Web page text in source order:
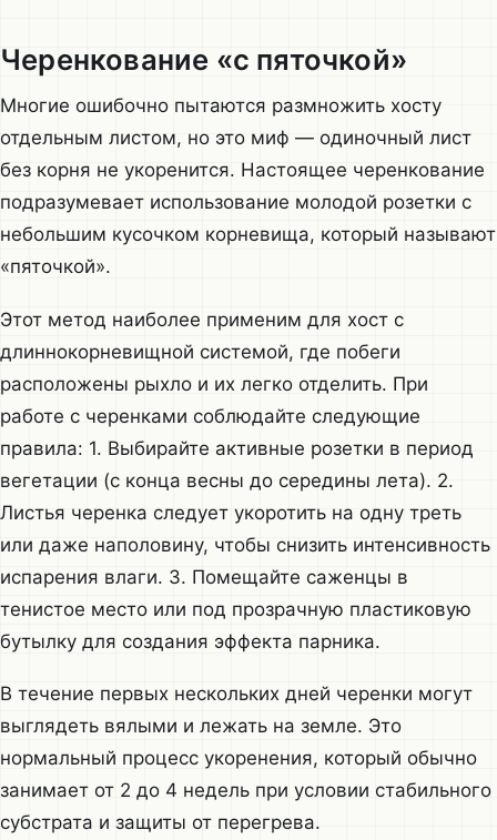
Черенкование «с пяточкой»
Многие ошибочно пытаются размножить хосту
отдельным листом, но это миф — одиночный лист
без корня не укоренится. Настоящее черенкование
подразумевает использование молодой розетки с
небольшим кусочком корневища, который называют
«пяточкой».
Этот метод наиболее применим для хост с
длиннокорневищной системой, где побеги
расположены рыхло и их легко отделить. При
работе с черенками соблюдайте следующие
правила: 1. Выбирайте активные розетки в период
вегетации (с конца весны до середины лета). 2.
Листья черенка следует укоротить на одну треть
или даже наполовину, чтобы снизить интенсивность
испарения влаги. 3. Помещайте саженцы в
тенистое место или под прозрачную пластиковую
бутылку для создания эффекта парника.
В течение первых нескольких дней черенки могут
выглядеть вялыми и лежать на земле. Это
нормальный процесс укоренения, который обычно
занимает от 2 до 4 недель при условии стабильного
субстрата и защиты от перегрева.